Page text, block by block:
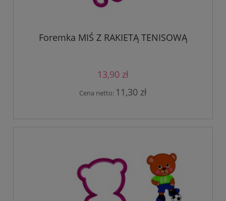
Foremka MIŚ Z RAKIETĄ TENISOWĄ
13,90 zł
Cena netto: 11,30 zł